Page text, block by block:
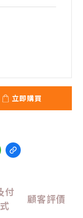
立即購買
付
顧客評價